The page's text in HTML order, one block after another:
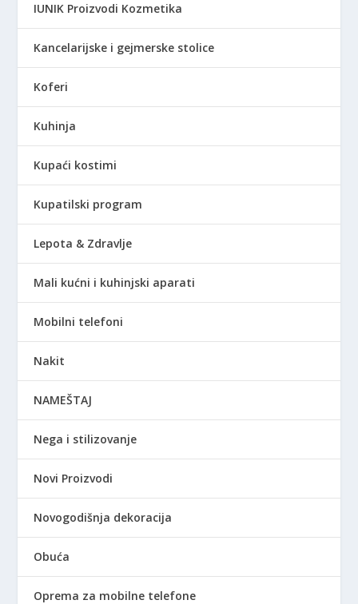
IUNIK Proizvodi Kozmetika
Kancelarijske i gejmerske stolice
Koferi
Kuhinja
Kupaći kostimi
Kupatilski program
Lepota & Zdravlje
Mali kućni i kuhinjski aparati
Mobilni telefoni
Nakit
NAMEŠTAJ
Nega i stilizovanje
Novi Proizvodi
Novogodišnja dekoracija
Obuća
Oprema za mobilne telefone